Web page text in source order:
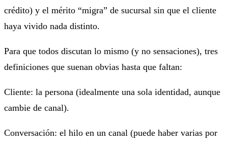
crédito) y el mérito “migra” de sucursal sin que el cliente
haya vivido nada distinto.
Para que todos discutan lo mismo (y no sensaciones), tres
definiciones que suenan obvias hasta que faltan:
Cliente: la persona (idealmente una sola identidad, aunque
cambie de canal).
Conversación: el hilo en un canal (puede haber varias por